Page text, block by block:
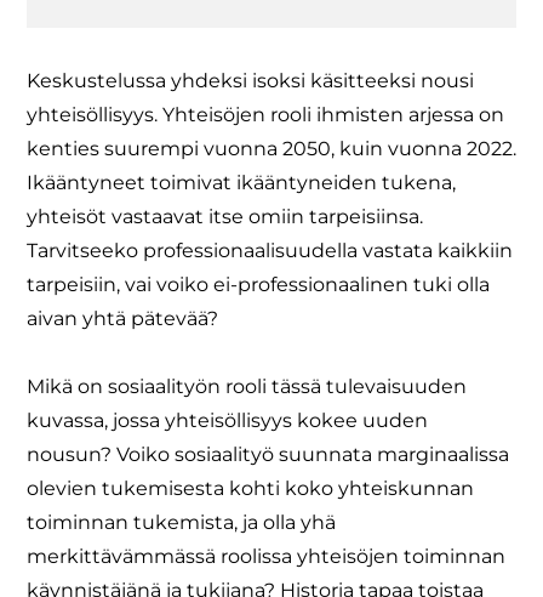
​Keskustelussa yhdeksi isoksi käsitteeksi nousi
yhteisöllisyys. Yhteisöjen rooli ihmisten arjessa on
kenties suurempi vuonna 2050, kuin vuonna 2022.
Ikääntyneet toimivat ikääntyneiden tukena,
yhteisöt vastaavat itse omiin tarpeisiinsa.
Tarvitseeko professionaalisuudella vastata kaikkiin
tarpeisiin, vai voiko ei-professionaalinen tuki olla
aivan yhtä pätevää?
Mikä on sosiaalityön rooli tässä tulevaisuuden
kuvassa, jossa yhteisöllisyys kokee uuden
nousun? Voiko sosiaalityö suunnata marginaalissa
olevien tukemisesta kohti koko yhteiskunnan
toiminnan tukemista, ja olla yhä
merkittävämmässä roolissa yhteisöjen toiminnan
käynnistäjänä ja tukijana? Historia tapaa toistaa